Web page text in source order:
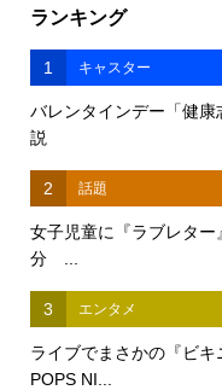
ランキング
1 キャスター
バレンタインデー「健
説
2 話題
女子児童に『ラブレタ
分 ...
3 エンタメ
ライブでまさかの『ビ
POPS NI...